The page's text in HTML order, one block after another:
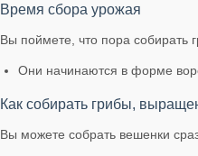
Время сбора урожая
Вы поймете, что пора собирать
Они начинаются в форме
Как собирать грибы,
Вы можете собрать вешенки